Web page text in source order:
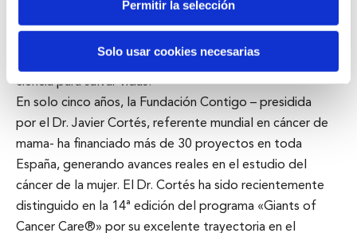
Permitir la selección
Solo usar cookies necesarias
ciencia para salvar vidas.
En solo cinco años, la Fundación Contigo – presidida
por el Dr. Javier Cortés, referente mundial en cáncer de
mama- ha financiado más de 30 proyectos en toda
España, generando avances reales en el estudio del
cáncer de la mujer. El Dr. Cortés ha sido recientemente
distinguido en la 14ª edición del programa «Giants of
Cancer Care®» por su excelente trayectoria en el